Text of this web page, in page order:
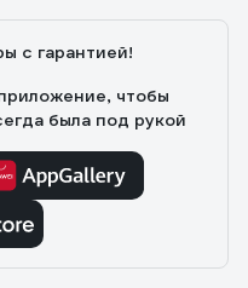
с гарантией!
чтобы
была под рукой